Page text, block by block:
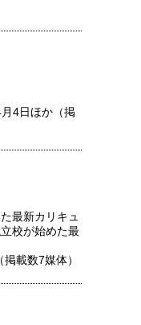
4日ほか（掲
最新カリキュ
校が始めた最
載数7媒体）